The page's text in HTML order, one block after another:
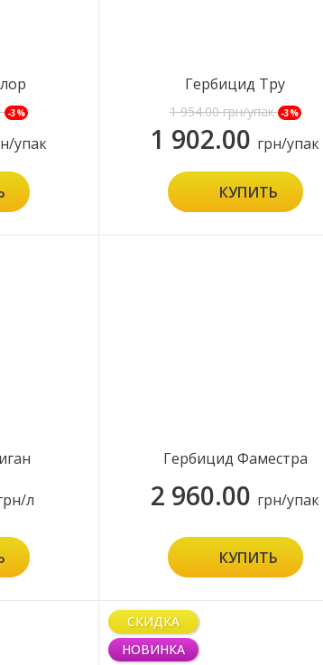
-3%
упак
Гербицид Тру
1 954.00грн/упак -3%
1 902.00 грн/упак
КУПИТЬ
л
Гербицид Фаместра
2 960.00 грн/упак
КУПИТЬ
СКИДКА
НОВИНКА